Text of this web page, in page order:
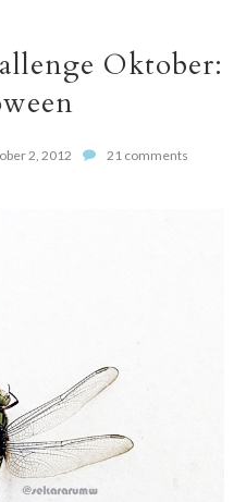
Oktober:
2, 2012 21 comments